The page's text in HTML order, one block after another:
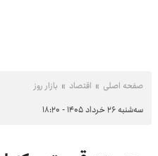
صفحه اصلی اقتصاد بازار روز
سه‌شنبه ۲۶ خرداد ۱۴۰۵ - ۱۸:۲۰